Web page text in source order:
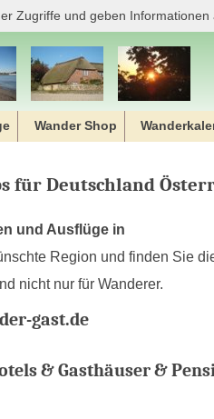
Zugriffe und geben
Wander Shop
für Deutschland
und Ausflüge in
Region und finden Sie
nicht nur für Wanderer.
gast.de
& Gasthäuser &